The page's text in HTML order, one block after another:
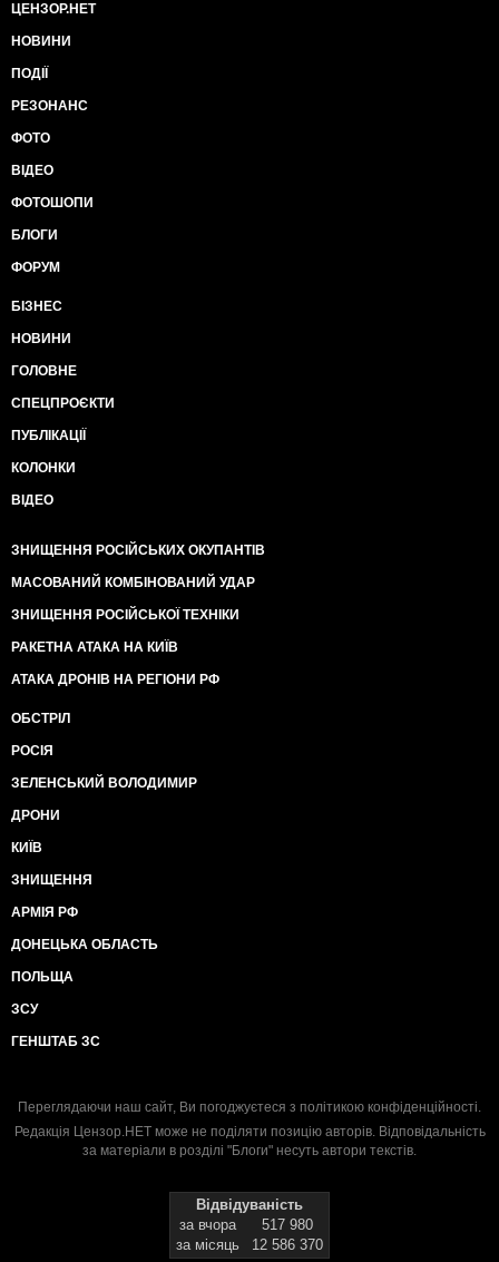
ЦЕНЗОР.НЕТ
НОВИНИ
ПОДІЇ
РЕЗОНАНС
ФОТО
ВІДЕО
ФОТОШОПИ
БЛОГИ
ФОРУМ
БІЗНЕС
НОВИНИ
ГОЛОВНЕ
СПЕЦПРОЄКТИ
ПУБЛІКАЦІЇ
КОЛОНКИ
ВІДЕО
ЗНИЩЕННЯ РОСІЙСЬКИХ ОКУПАНТІВ
МАСОВАНИЙ КОМБІНОВАНИЙ УДАР
ЗНИЩЕННЯ РОСІЙСЬКОЇ ТЕХНІКИ
РАКЕТНА АТАКА НА КИЇВ
АТАКА ДРОНІВ НА РЕГІОНИ РФ
ОБСТРІЛ
РОСІЯ
ЗЕЛЕНСЬКИЙ ВОЛОДИМИР
ДРОНИ
КИЇВ
ЗНИЩЕННЯ
АРМІЯ РФ
ДОНЕЦЬКА ОБЛАСТЬ
ПОЛЬЩА
ЗСУ
ГЕНШТАБ ЗС
Переглядаючи наш сайт, Ви погоджуєтеся з політикою конфіденційності.
Редакція Цензор.НЕТ може не поділяти позицію авторів. Відповідальність
за матеріали в розділі "Блоги" несуть автори текстів.
Відвідуваність
за вчора
517 980
за місяць
12 586 370